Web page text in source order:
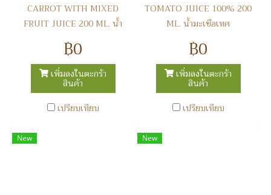
CARROT WITH MIXED
FRUIT JUICE 200 ML. น้ำ
แครอท
฿0
เพิ่มลงในตะกร้า
สินค้า
เปรียบเทียบ
TOMATO JUICE 100% 200
ML. น้ำมะเขือเทศ
฿0
เพิ่มลงในตะกร้า
สินค้า
เปรียบเทียบ
New New